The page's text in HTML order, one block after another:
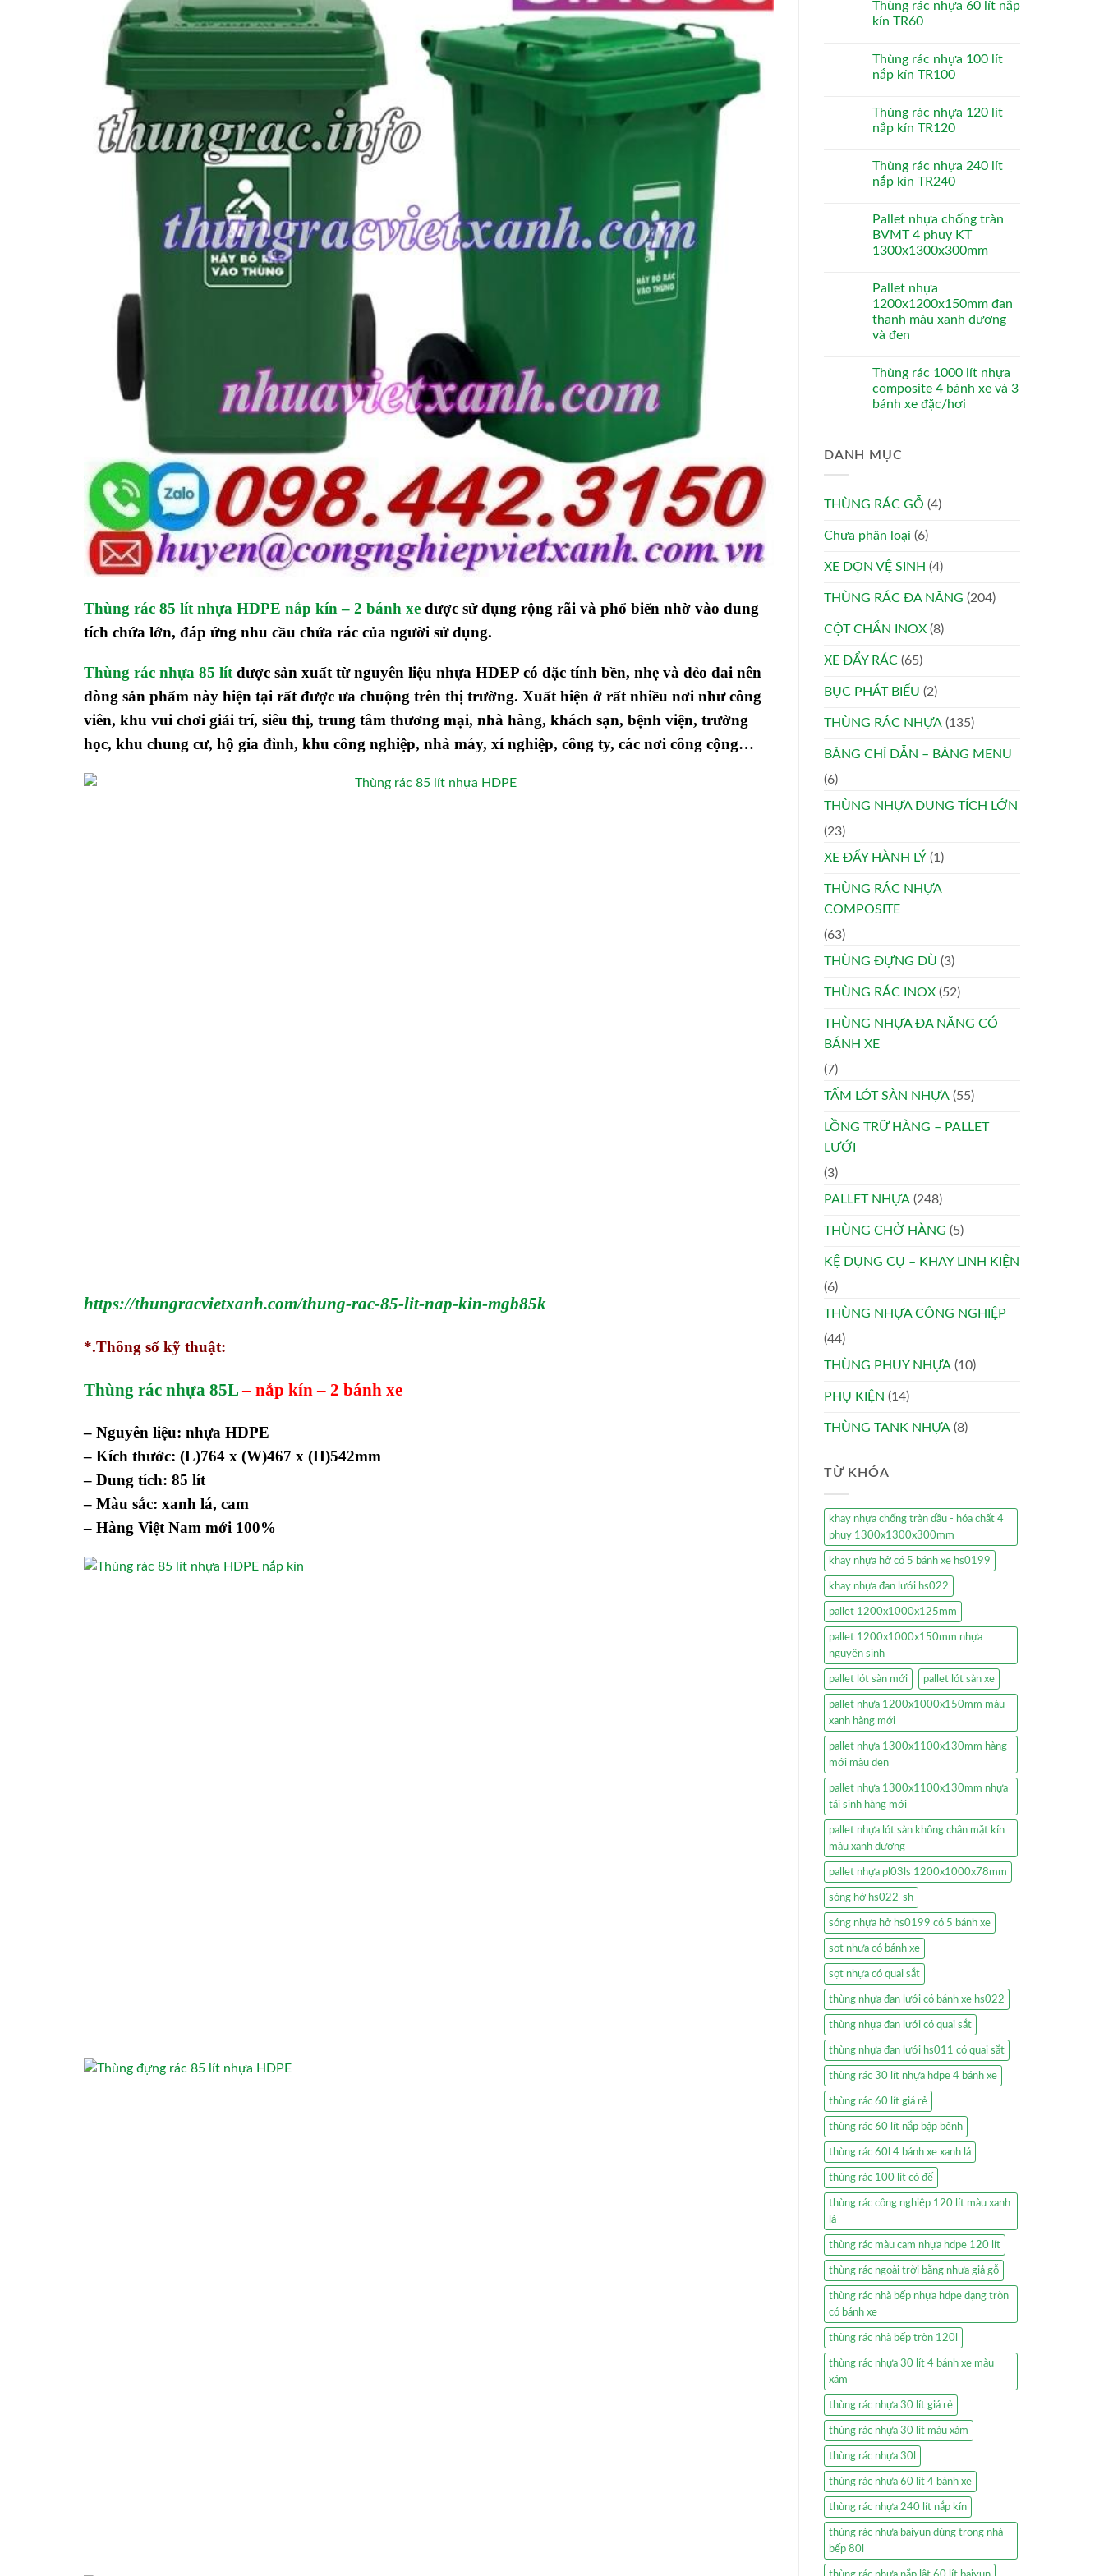
Thùng rác 85 lít nhựa HDPE nắp kín – 2 bánh xe được sử dụng rộng rãi và phổ biến nhờ vào dung
tích chứa lớn, đáp ứng nhu cầu chứa rác của người sử dụng.
Thùng rác nhựa 85 lít được sản xuất từ nguyên liệu nhựa HDEP có đặc tính bền, nhẹ và dẻo dai nên
dòng sản phẩm này hiện tại rất được ưa chuộng trên thị trường. Xuất hiện ở rất nhiều nơi như công
viên, khu vui chơi giải trí, siêu thị, trung tâm thương mại, nhà hàng, khách sạn, bệnh viện, trường
học, khu chung cư, hộ gia đình, khu công nghiệp, nhà máy, xí nghiệp, công ty, các nơi công cộng…
https://thungracvietxanh.com/thung-rac-85-lit-nap-kin-mgb85k
*.Thông số kỹ thuật:
Thùng rác nhựa 85L– nắp kín – 2 bánh xe
– Nguyên liệu: nhựa HDPE
– Kích thước: (L)764 x (W)467 x (H)542mm
– Dung tích: 85 lít
– Màu sắc: xanh lá, cam
– Hàng Việt Nam mới 100%
Thùng rác nhựa 60 lít nắp
kín TR60
Thùng rác nhựa 100 lít
nắp kín TR100
Thùng rác nhựa 120 lít
nắp kín TR120
Thùng rác nhựa 240 lít
nắp kín TR240
Pallet nhựa chống tràn
BVMT 4 phuy KT
1300x1300x300mm
Pallet nhựa
1200x1200x150mm đan
thanh màu xanh dương
và đen
Thùng rác 1000 lít nhựa
composite 4 bánh xe và 3
bánh xe đặc/hơi
DANH MỤC
THÙNG RÁC GỖ (4)
Chưa phân loại (6)
XE DỌN VỆ SINH (4)
THÙNG RÁC ĐA NĂNG (204)
CỘT CHẮN INOX (8)
XE ĐẨY RÁC (65)
BỤC PHÁT BIỂU (2)
THÙNG RÁC NHỰA (135)
BẢNG CHỈ DẪN – BẢNG MENU
(6)
THÙNG NHỰA DUNG TÍCH LỚN
(23)
XE ĐẨY HÀNH LÝ (1)
THÙNG RÁC NHỰA
COMPOSITE
(63)
THÙNG ĐỰNG DÙ (3)
THÙNG RÁC INOX (52)
THÙNG NHỰA ĐA NĂNG CÓ
BÁNH XE
(7)
TẤM LÓT SÀN NHỰA (55)
LỒNG TRỮ HÀNG – PALLET
LƯỚI
(3)
PALLET NHỰA (248)
THÙNG CHỞ HÀNG (5)
KỆ DỤNG CỤ – KHAY LINH KIỆN
(6)
THÙNG NHỰA CÔNG NGHIỆP
(44)
THÙNG PHUY NHỰA (10)
PHỤ KIỆN (14)
THÙNG TANK NHỰA (8)
TỪ KHÓA
khay nhựa chống tràn dầu - hóa chất 4
phuy 1300x1300x300mm
khay nhựa hở có 5 bánh xe hs0199
khay nhựa đan lưới hs022
pallet 1200x1000x125mm
pallet 1200x1000x150mm nhựa
nguyên sinh
pallet lót sàn mới pallet lót sàn xe
pallet nhựa 1200x1000x150mm màu
xanh hàng mới
pallet nhựa 1300x1100x130mm hàng
mới màu đen
pallet nhựa 1300x1100x130mm nhựa
tái sinh hàng mới
pallet nhựa lót sàn không chân mặt kín
màu xanh dương
pallet nhựa pl03ls 1200x1000x78mm
sóng hở hs022-sh
sóng nhựa hở hs0199 có 5 bánh xe
sọt nhựa có bánh xe
sọt nhựa có quai sắt
thùng nhựa đan lưới có bánh xe hs022
thùng nhựa đan lưới có quai sắt
thùng nhựa đan lưới hs011 có quai sắt
thùng rác 30 lít nhựa hdpe 4 bánh xe
thùng rác 60 lít giá rẻ
thùng rác 60 lít nắp bập bênh
thùng rác 60l 4 bánh xe xanh lá
thùng rác 100 lít có đế
thùng rác công nghiệp 120 lít màu xanh
lá
thùng rác màu cam nhựa hdpe 120 lít
thùng rác ngoài trời bằng nhựa giả gỗ
thùng rác nhà bếp nhựa hdpe dạng tròn
có bánh xe
thùng rác nhà bếp tròn 120l
thùng rác nhựa 30 lít 4 bánh xe màu
xám
thùng rác nhựa 30 lít giá rẻ
thùng rác nhựa 30 lít màu xám
thùng rác nhựa 30l
thùng rác nhựa 60 lít 4 bánh xe
thùng rác nhựa 240 lít nắp kín
thùng rác nhựa baiyun dùng trong nhà
bếp 80l